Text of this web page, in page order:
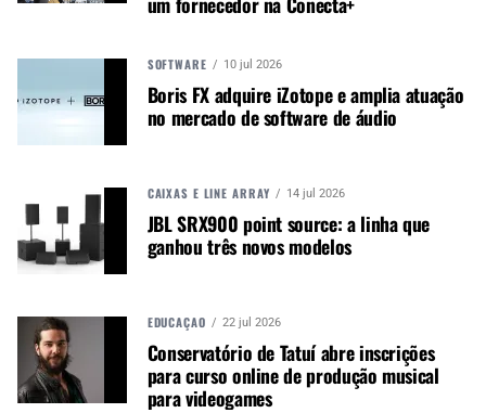
promover e divulgar o mercado e
negócios para o music business,
indústria de áudio profissional,
fazemos.
Noticias que ajudam seu trabalho com a música.
Acesse o Canal de WhatsApp
SOFTWARE 10 jul 2026
Boris FX adquire iZotope e amplia atuação
no mercado de software de áudio
CAIXAS E LINE ARRAY 14 jul 2026
JBL SRX900 point source: a linha que
ganhou três novos modelos
EDUCAÇÃO 22 jul 2026
Conservatório de Tatuí abre inscrições
para curso online de produção musical
para videogames